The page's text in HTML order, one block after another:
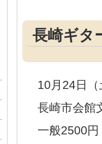
長崎ギタ
10月24日
長崎市会館
一般2500